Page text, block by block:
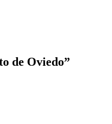
de Oviedo”